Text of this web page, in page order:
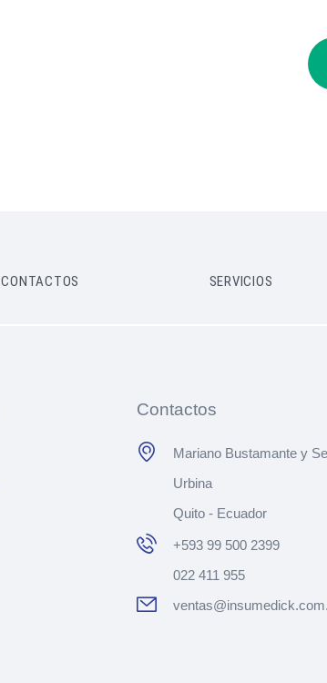
CONTACTOS SERVICIOS
Contactos
Mariano Bustamante y
Urbina
Quito - Ecuador
+593 99 500 2399
022 411 955